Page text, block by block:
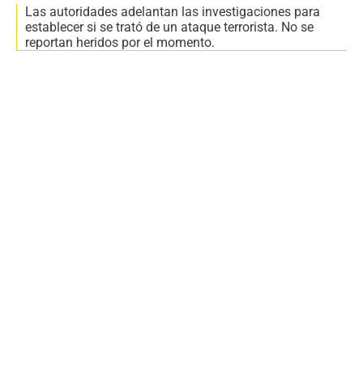
Las autoridades adelantan las investigaciones para
establecer si se trató de un ataque terrorista. No se
reportan heridos por el momento.